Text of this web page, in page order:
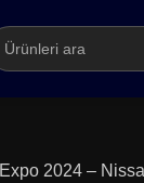
2024 –